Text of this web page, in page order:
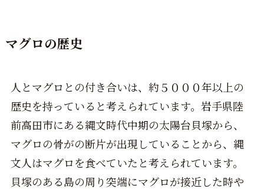
マグロの歴史
人とマグロとの付き合いは、約５０００年以上の
歴史を持っていると考えられています。岩手県陸
前高田市にある縄文時代中期の太陽台貝塚から、
マグロの骨がの断片が出現していることから、縄
文人はマグロを食べていたと考えられています。
貝塚のある島の周り突端にマグロが接近した時や